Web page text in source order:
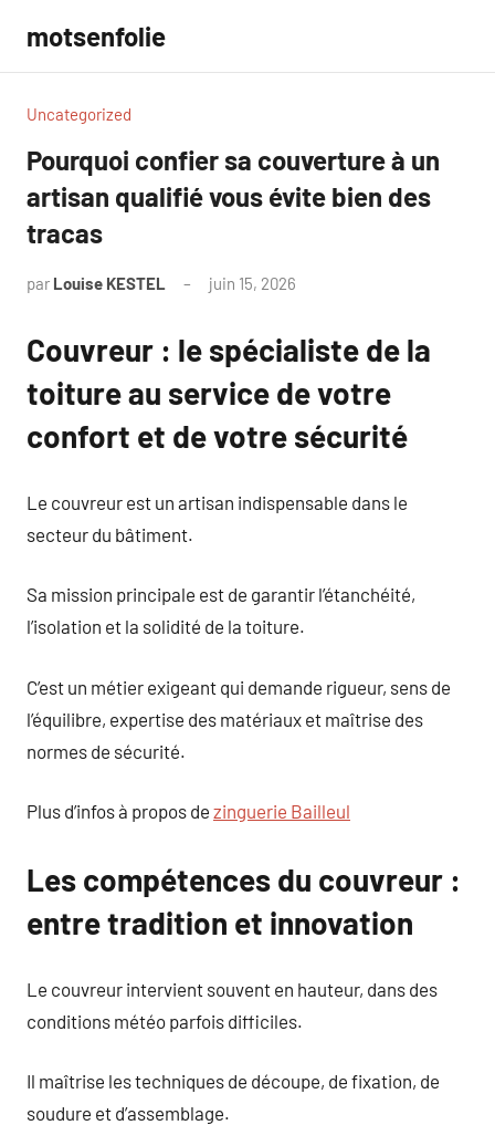
contenu
motsenfolie
Uncategorized
Pourquoi confier sa couverture à un
artisan qualifié vous évite bien des
tracas
par Louise KESTEL juin 15, 2026
Couvreur : le spécialiste de la
toiture au service de votre
confort et de votre sécurité
Le couvreur est un artisan indispensable dans le
secteur du bâtiment.
Sa mission principale est de garantir l’étanchéité,
l’isolation et la solidité de la toiture.
C’est un métier exigeant qui demande rigueur, sens de
l’équilibre, expertise des matériaux et maîtrise des
normes de sécurité.
Plus d’infos à propos de zinguerie Bailleul
Les compétences du couvreur :
entre tradition et innovation
Le couvreur intervient souvent en hauteur, dans des
conditions météo parfois difficiles.
Il maîtrise les techniques de découpe, de fixation, de
soudure et d’assemblage.